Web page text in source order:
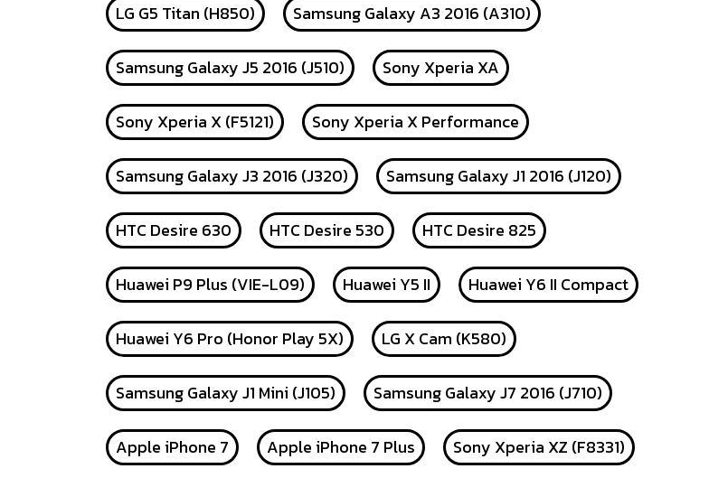
LG G5 Titan (H850) Samsung Galaxy A3 2016 (A310)
Samsung Galaxy J5 2016 (J510) Sony Xperia XA
Sony Xperia X (F5121) Sony Xperia X Performance
Samsung Galaxy J3 2016 (J320) Samsung Galaxy J1 2016 (J120)
HTC Desire 630 HTC Desire 530 HTC Desire 825
Huawei P9 Plus (VIE-L09) Huawei Y5 II Huawei Y6 II Compact
Huawei Y6 Pro (Honor Play 5X) LG X Cam (K580)
Samsung Galaxy J1 Mini (J105) Samsung Galaxy J7 2016 (J710)
Apple iPhone 7 Apple iPhone 7 Plus Sony Xperia XZ (F8331)